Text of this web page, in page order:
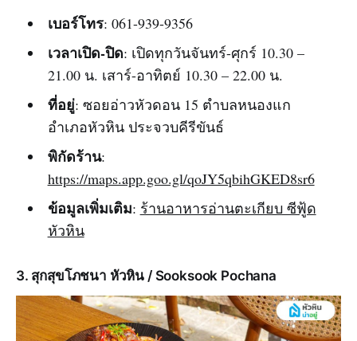
เบอร์โทร: 061-939-9356
เวลาเปิด-ปิด: เปิดทุกวันจันทร์-ศุกร์ 10.30 –
21.00 น. เสาร์-อาทิตย์ 10.30 – 22.00 น.
ที่อยู่: ซอยอ่าวหัวดอน 15 ตำบลหนองแก
อำเภอหัวหิน ประจวบคีรีขันธ์
พิกัดร้าน:
https://maps.app.goo.gl/qoJY5qbihGKED8sr6
ข้อมูลเพิ่มเติม: ร้านอาหารอ่านตะเกียบ ซีฟู้ด
หัวหิน
3. สุกสุขโภชนา หัวหิน / Sooksook Pochana